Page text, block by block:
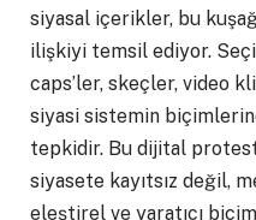
siyasal içerikler, bu
ilişkiyi temsil ediyor.
caps’ler, skeçler, video
siyasi sistemin
tepkidir. Bu dijital
siyasete kayıtsız değil,
eleştirel ve yaratıcı